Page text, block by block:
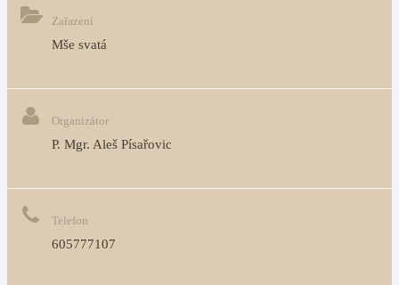
Zařazení
Mše svatá
Organizátor
P. Mgr. Aleš Písařovic
Telefon
605777107